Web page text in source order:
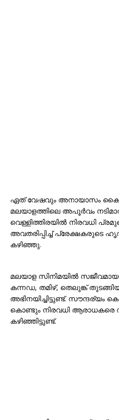
ഏത് വേഷവും അനായാസം
മലയാളത്തിലെ അപൂർവം
വെള്ളിത്തിരയിൽ നിരവധി
അവതരിപ്പിച്ച് പ്രേക്ഷകരുടെ
കഴിഞ്ഞു.
മലയാള സിനിമയിൽ
കന്നഡ, തമിഴ്, തെലുങ്ക്
അഭിനയിച്ചിട്ടുണ്ട്. സൗന്ദര്യം
കൊണ്ടും നിരവധി ആരാധകരെ
കഴിഞ്ഞിട്ടുണ്ട്.